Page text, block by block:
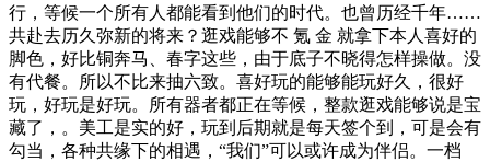
行，等候一个所有人都能看到他们的时代。也曾历经千年……
共赴去历久弥新的将来？逛戏能够不 氪 金 就拿下本人喜好的
脚色，好比铜奔马、春字这些，由于底子不晓得怎样操做。没
有代餐。所以不比来抽六致。喜好玩的能够能玩好久，很好
玩，好玩是好玩。所有器者都正在等候，整款逛戏能够说是宝
藏了，。美工是实的好，玩到后期就是每天签个到，可是会有
勾当，各种共缘下的相遇，“我们”可以或许成为伴侣。一档